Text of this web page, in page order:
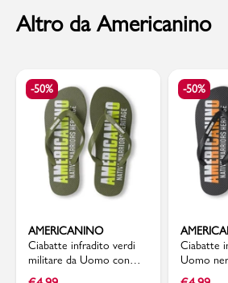
Altro da Americanino
-50%
AMERICANINO
Ciabatte infradito verdi
militare da Uomo con
stampa logo Americanino
-50%
Ciabatte
Uomo
piscina